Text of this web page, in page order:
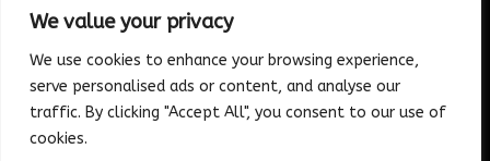
We value your privacy
We use cookies to enhance your browsing experience,
serve personalised ads or content, and analyse our
traffic. By clicking "Accept All", you consent to our use of
cookies.
ALGEMENE VOORWAARDEN
Algemene voorwaarden
Verzending & Bezorging
Retouren & Ruilen